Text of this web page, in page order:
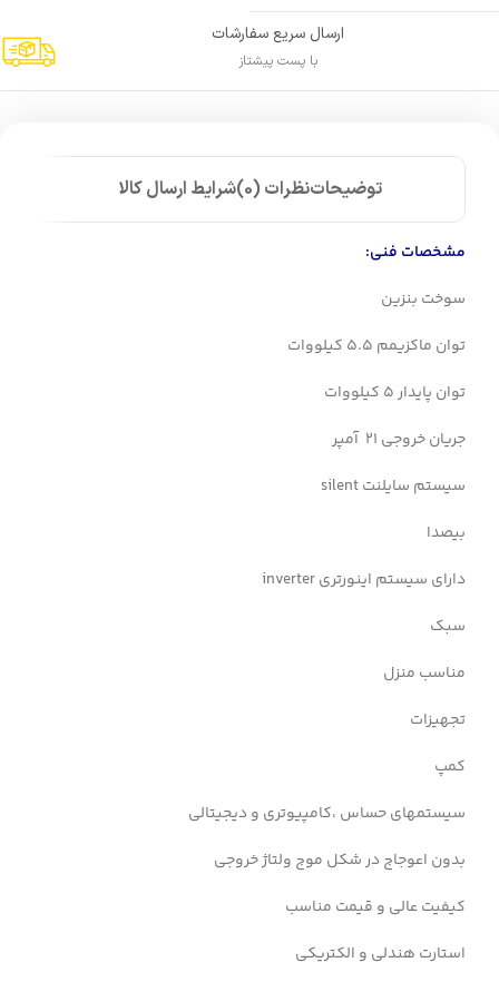
ارسال سریع سفارشات
با پست پیشتاز
توضیحاتنظرات (0) شرایط ارسال کالا
مشخصات فنی:
سوخت بنزین
توان ماکزیمم 5.5 کیلووات
توان پایدار 5 کیلووات
جریان خروجی 21 آمپر
سیستم سایلنت silent
بیصدا
دارای سیستم اینورتری inverter
سبک
مناسب منزل
تجهیزات
کمپ
سیستمهای حساس ،کامپیوتری و دیجیتالی
بدون اعوجاج در شکل موج ولتاژ خروجی
کیفیت عالی و قیمت مناسب
استارت هندلی و الکتریکی